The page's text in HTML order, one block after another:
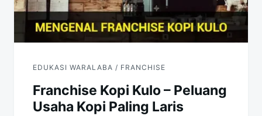
EDUKASI WARALABA / FRANCHISE
Franchise Kopi Kulo – Peluang
Usaha Kopi Paling Laris